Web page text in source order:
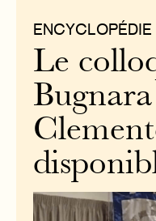
ENCYCLOPÉDIE
Le